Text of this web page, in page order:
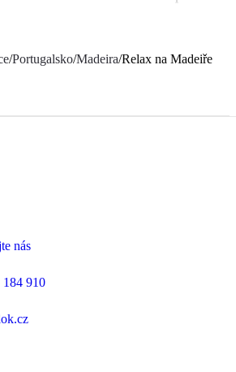
/Portugalsko/Madeira/Relax na Madeiře
nás
184 910